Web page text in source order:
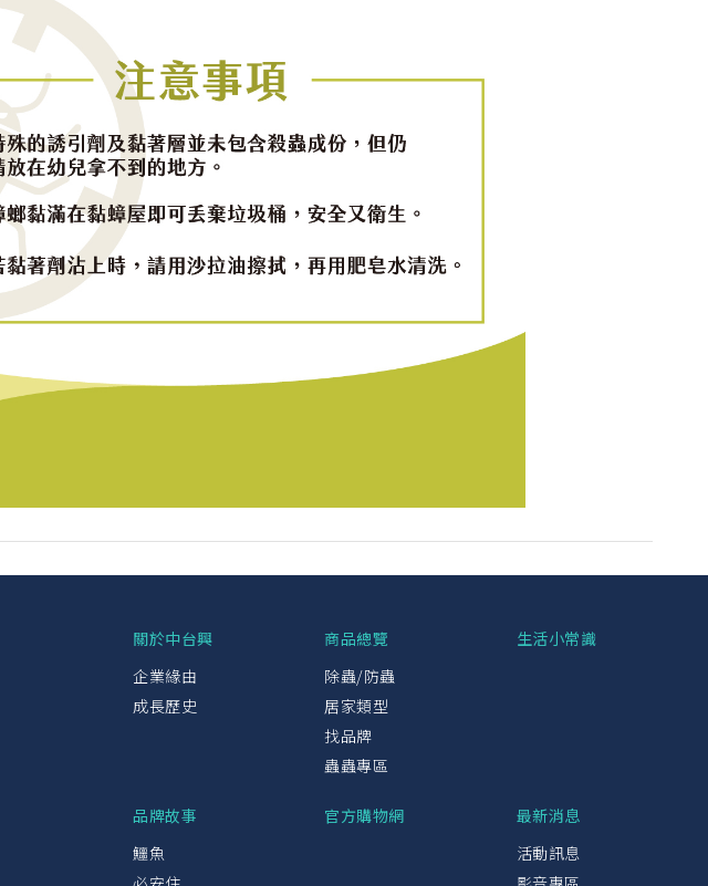
關於中台興
企業緣由
成長歷史
商品總覽
除蟲/防蟲
居家類型
找品牌
蟲蟲專區
生活小常識
品牌故事
鱷魚
官方購物網
最新消息
活動訊息